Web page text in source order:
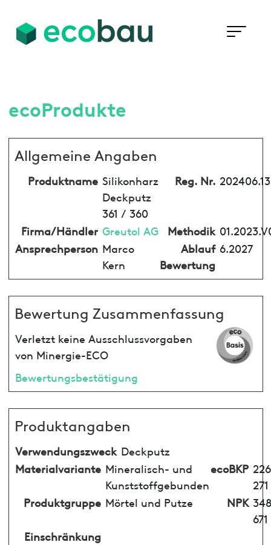
ecoProdukte
Allgemeine Angaben
Produktname Silikonharz
Deckputz
361 / 360
Reg. Nr.
Firma/Händler Greutol AG Methodik
Ansprechperson Marco
Kern
Ablauf
Bewertung
6.2027
Bewertung Zusammenfassung
Verletzt keine Ausschlussvorgaben
von Minergie-ECO
Bewertungsbestätigung
Produktangaben
Verwendungszweck Deckputz
Materialvariante Mineralisch- und
Kunststoffgebunden
ecoBKP
271
Produktgruppe Mörtel und Putze NPK
671
Einschränkung